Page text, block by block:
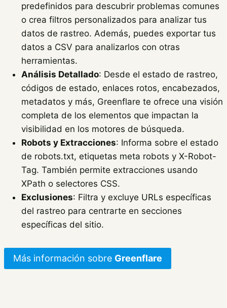
predefinidos para descubrir problemas comunes
o crea filtros personalizados para analizar tus
datos de rastreo. Además, puedes exportar tus
datos a CSV para analizarlos con otras
herramientas.
Análisis Detallado: Desde el estado de rastreo,
códigos de estado, enlaces rotos, encabezados,
metadatos y más, Greenflare te ofrece una visión
completa de los elementos que impactan la
visibilidad en los motores de búsqueda.
Robots y Extracciones: Informa sobre el estado
de robots.txt, etiquetas meta robots y X-Robot-
Tag. También permite extracciones usando
XPath o selectores CSS.
Exclusiones: Filtra y excluye URLs específicas
del rastreo para centrarte en secciones
específicas del sitio.
Más información sobre Greenflare